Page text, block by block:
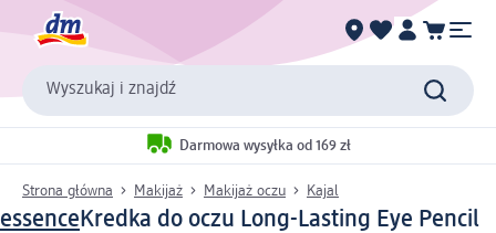
Wyszukaj i znajdź
Darmowa wysyłka od 169 zł
Strona główna Makijaż Makijaż oczu Kajal
essence Kredka do oczu Long-Lasting Eye Pencil